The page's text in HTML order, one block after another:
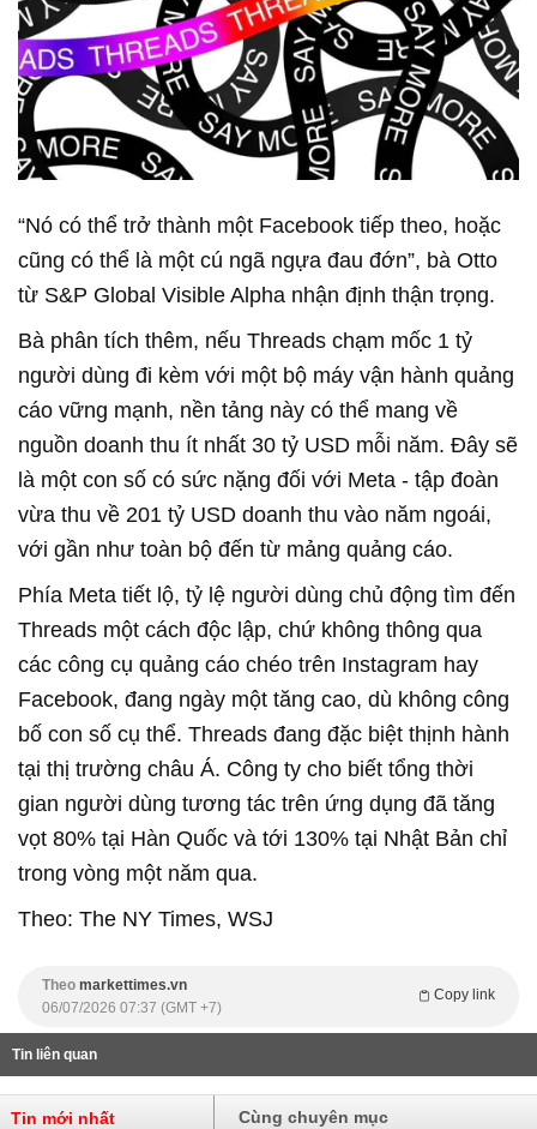
“Nó có thể trở thành một Facebook tiếp theo, hoặc
cũng có thể là một cú ngã ngựa đau đớn”, bà Otto
từ S&P Global Visible Alpha nhận định thận trọng.
Bà phân tích thêm, nếu Threads chạm mốc 1 tỷ
người dùng đi kèm với một bộ máy vận hành quảng
cáo vững mạnh, nền tảng này có thể mang về
nguồn doanh thu ít nhất 30 tỷ USD mỗi năm. Đây sẽ
là một con số có sức nặng đối với Meta - tập đoàn
vừa thu về 201 tỷ USD doanh thu vào năm ngoái,
với gần như toàn bộ đến từ mảng quảng cáo.
Phía Meta tiết lộ, tỷ lệ người dùng chủ động tìm đến
Threads một cách độc lập, chứ không thông qua
các công cụ quảng cáo chéo trên Instagram hay
Facebook, đang ngày một tăng cao, dù không công
bố con số cụ thể. Threads đang đặc biệt thịnh hành
tại thị trường châu Á. Công ty cho biết tổng thời
gian người dùng tương tác trên ứng dụng đã tăng
vọt 80% tại Hàn Quốc và tới 130% tại Nhật Bản chỉ
trong vòng một năm qua.
Theo: The NY Times, WSJ
Theo markettimes.vn
Copy link
06/07/2026 07:37 (GMT +7)
Tin liên quan
Tin mới nhất Cùng chuyên mục